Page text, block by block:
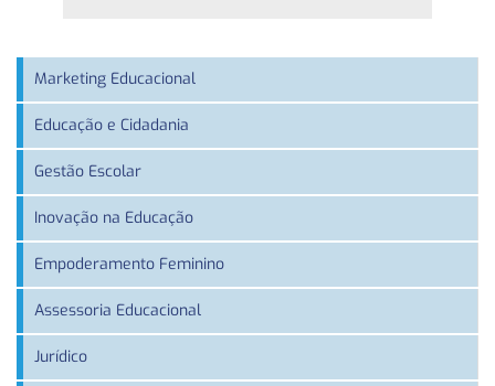
Marketing Educacional
Educação e Cidadania
Gestão Escolar
Inovação na Educação
Empoderamento Feminino
Assessoria Educacional
Jurídico